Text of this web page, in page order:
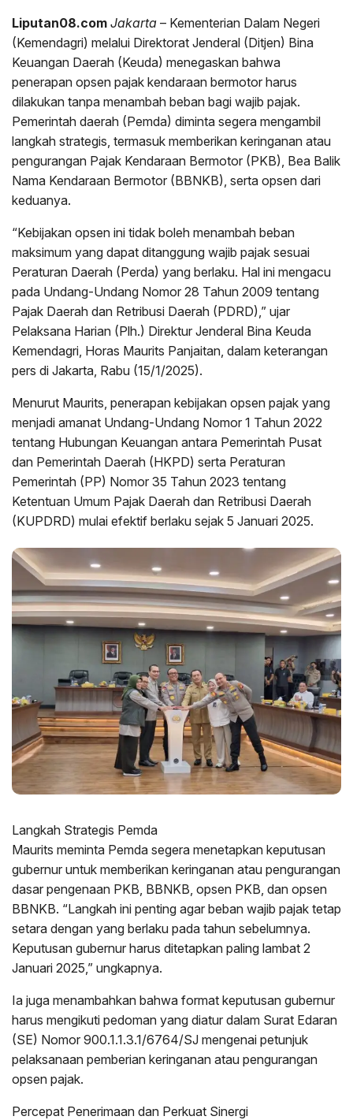
Liputan08.com Jakarta – Kementerian Dalam Negeri
(Kemendagri) melalui Direktorat Jenderal (Ditjen) Bina
Keuangan Daerah (Keuda) menegaskan bahwa
penerapan opsen pajak kendaraan bermotor harus
dilakukan tanpa menambah beban bagi wajib pajak.
Pemerintah daerah (Pemda) diminta segera mengambil
langkah strategis, termasuk memberikan keringanan atau
pengurangan Pajak Kendaraan Bermotor (PKB), Bea Balik
Nama Kendaraan Bermotor (BBNKB), serta opsen dari
keduanya.
“Kebijakan opsen ini tidak boleh menambah beban
maksimum yang dapat ditanggung wajib pajak sesuai
Peraturan Daerah (Perda) yang berlaku. Hal ini mengacu
pada Undang-Undang Nomor 28 Tahun 2009 tentang
Pajak Daerah dan Retribusi Daerah (PDRD),” ujar
Pelaksana Harian (Plh.) Direktur Jenderal Bina Keuda
Kemendagri, Horas Maurits Panjaitan, dalam keterangan
pers di Jakarta, Rabu (15/1/2025).
Menurut Maurits, penerapan kebijakan opsen pajak yang
menjadi amanat Undang-Undang Nomor 1 Tahun 2022
tentang Hubungan Keuangan antara Pemerintah Pusat
dan Pemerintah Daerah (HKPD) serta Peraturan
Pemerintah (PP) Nomor 35 Tahun 2023 tentang
Ketentuan Umum Pajak Daerah dan Retribusi Daerah
(KUPDRD) mulai efektif berlaku sejak 5 Januari 2025.
Langkah Strategis Pemda
Maurits meminta Pemda segera menetapkan keputusan
gubernur untuk memberikan keringanan atau pengurangan
dasar pengenaan PKB, BBNKB, opsen PKB, dan opsen
BBNKB. “Langkah ini penting agar beban wajib pajak tetap
setara dengan yang berlaku pada tahun sebelumnya.
Keputusan gubernur harus ditetapkan paling lambat 2
Januari 2025,” ungkapnya.
Ia juga menambahkan bahwa format keputusan gubernur
harus mengikuti pedoman yang diatur dalam Surat Edaran
(SE) Nomor 900.1.1.3.1/6764/SJ mengenai petunjuk
pelaksanaan pemberian keringanan atau pengurangan
opsen pajak.
Percepat Penerimaan dan Perkuat Sinergi